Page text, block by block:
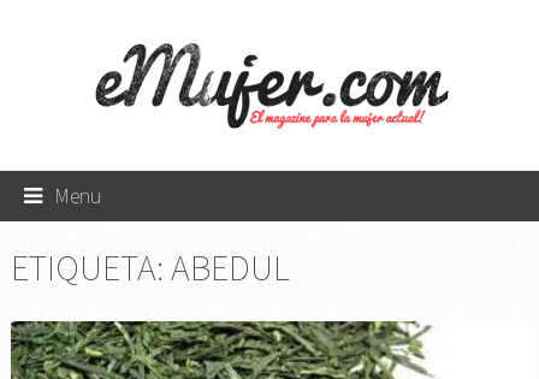
Menu
ETIQUETA: ABEDUL